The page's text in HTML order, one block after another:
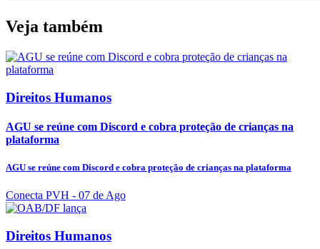
Veja também
Direitos Humanos
AGU se reúne com Discord e cobra proteção de crianças na
plataforma
AGU se reúne com Discord e cobra proteção de crianças na plataforma
Conecta PVH - 07 de Ago
Direitos Humanos